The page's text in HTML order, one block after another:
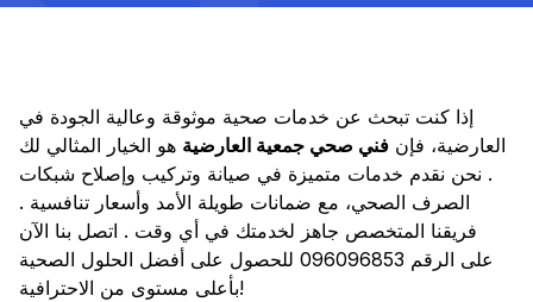
إذا كنت تبحث عن خدمات صحية موثوقة وعالية الجودة في
العارضية، فإن فني صحي جمعية العارضية هو الخيار المثالي لك
. نحن نقدم خدمات متميزة في صيانة وتركيب وإصلاح شبكات
الصرف الصحي، مع ضمانات طويلة الأمد وأسعار تنافسية .
فريقنا المتخصص جاهز لخدمتك في أي وقت . اتصل بنا الآن
على الرقم 096096853 للحصول على أفضل الحلول الصحية
بأعلى مستوى من الاحترافية!